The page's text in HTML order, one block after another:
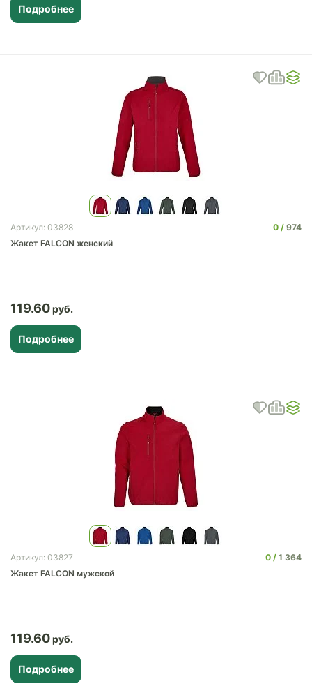
Подробнее
Артикул: 03828 0
974
Жакет FALCON женский
119.60
Подробнее
Артикул: 03827 0
1 364
Жакет FALCON мужской
119.60
Подробнее